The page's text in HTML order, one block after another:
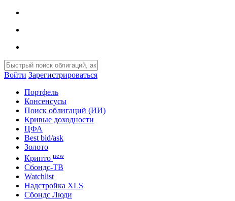
Войти Зарегистрироваться
Портфель
Консенсусы
Поиск облигаций (ИИ)
Кривые доходности
ЦФА
Best bid/ask
Золото
Крипто new
Сбондс-ТВ
Watchlist
Надстройка XLS
Сбондс Люди